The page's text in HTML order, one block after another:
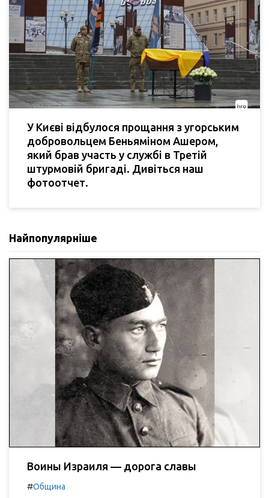
У Києві відбулося прощання з угорським
добровольцем Беньяміном Ашером,
який брав участь у службі в Третій
штурмовій бригаді. Дивіться наш
фотоотчет.
Найпопулярніше
Воины Израиля — дорога славы
#Община